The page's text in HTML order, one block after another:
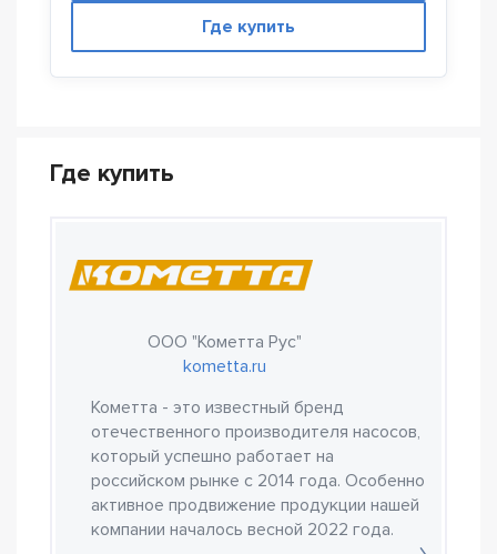
Где купить
Где купить
ООО "Кометта Рус"
kometta.ru
Кометта - это известный бренд
отечественного производителя насосов,
который успешно работает на
российском рынке с 2014 года. Особенно
активное продвижение продукции нашей
компании началось весной 2022 года.